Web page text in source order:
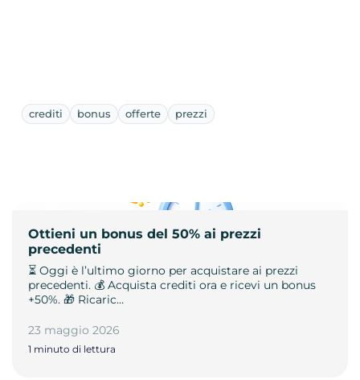
crediti bonus offerte prezzi
Ottieni un bonus del 50% ai prezzi
precedenti
⏳ Oggi è l’ultimo giorno per acquistare ai prezzi
precedenti. 💰 Acquista crediti ora e ricevi un bonus
+50%. 🎁 Ricaric…
23 maggio 2026
1 minuto di lettura